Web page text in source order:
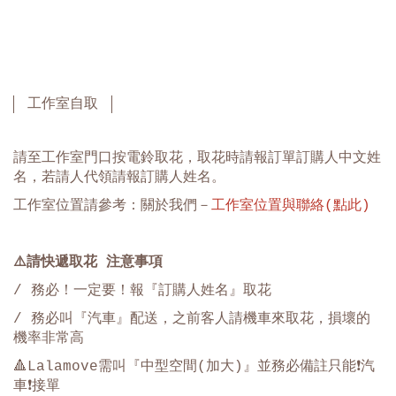
工作室自取
請至工作室門口按電鈴取花，取花時請報訂單訂購人中文姓
名，若請人代領請報訂購人姓名。
工作室位置請參考：關於我們－ 工作室位置與聯絡(點此)
⚠️請快遞取花 注意事項
/ 務必！一定要！報『訂購人姓名』取花
/ 務必叫『汽車』配送，之前客人請機車來取花，損壞的
機率非常高
🔺Lalamove需叫『中型空間(加大)』並務必備註只能❗️汽
車❗️接單